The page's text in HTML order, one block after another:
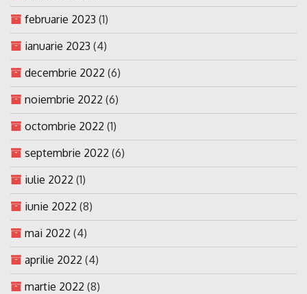
februarie 2023 (1)
ianuarie 2023 (4)
decembrie 2022 (6)
noiembrie 2022 (6)
octombrie 2022 (1)
septembrie 2022 (6)
iulie 2022 (1)
iunie 2022 (8)
mai 2022 (4)
aprilie 2022 (4)
martie 2022 (8)